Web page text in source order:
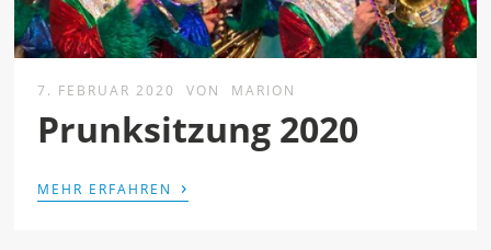
7. FEBRUAR 2020 VON MARION
Prunksitzung 2020
MEHR ERFAHREN ›